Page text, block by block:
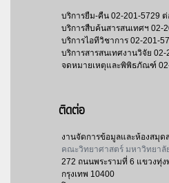
บริการยืม-คืน 02-201-5729 ต่
บริการสืบค้นสารสนเทศฯ 02-
บริการไอทีวิชาการ 02-201-
บริการสารสนเทศงานวิจัย 02-
จดหมายเหตุและพิพิธภัณฑ์
ติดต่อ
งานจัดการข้อมูลและห้องสมุด
คณะวิทยาศาสตร์ มหาวิทยาลั
272 ถนนพระรามที่ 6 แขวงทุ่ง
กรุงเทพ 10400